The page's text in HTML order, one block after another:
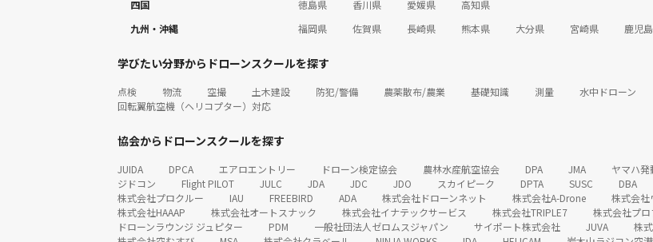
四国
徳島県 香川県 愛媛県
高知県
九州・沖縄
福岡県 佐賀県 長崎県 熊本県 大分県 宮崎県 鹿児
学びたい分野からドローンスクールを探す
点検 物流 空撮 土木建設 防犯/警備 農薬散布/農業 基礎知識 測量 水中ドローン
回転翼航空機（ヘリコプター）対応
協会からドローンスクールを探す
JUIDA DPCA エアロエントリー ドローン検定協会 農林水産航空協会 DPA JMA ヤマハ発
ジドコン
Flight PILOT JULC JDA JDC JDO スカイピーク DPTA SUSC DBA
株式会社プロクルー
IAU FREEBIRD ADA 株式会社ドローンネット 株式会社A-Drone 株式会社
株式会社HAAAP
株式会社オートスナック 株式会社イナテックサービス 株式会社TRIPLE7 株式会社プ
ドローンラウンジ ジュピター
PDM 一般社団法人ゼロムスジャパン サイポート株式会社 JUVA 株